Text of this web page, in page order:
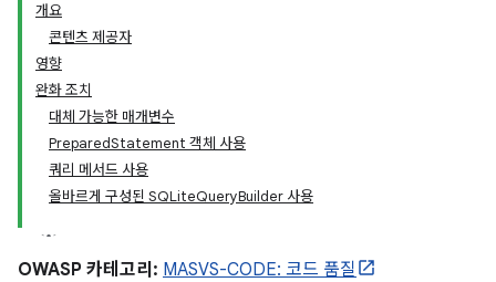
개요
콘텐츠 제공자
영향
완화 조치
대체 가능한 매개변수
PreparedStatement 객체 사용
쿼리 메서드 사용
올바르게 구성된 SQLiteQueryBuilder 사용
OWASP 카테고리: MASVS-CODE: 코드 품질